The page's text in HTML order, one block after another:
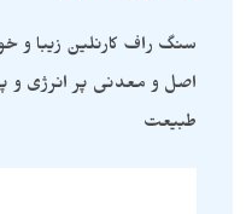
سنگ راف کارنلین زیبا و
اصل و معدنی پر انرژی
طبیعت